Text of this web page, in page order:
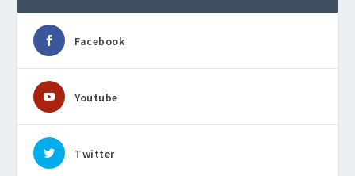
Facebook
Youtube
Twitter